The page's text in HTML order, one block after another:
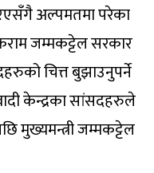
अल्पमतमा परेका
जम्मकट्टेल सरकार
चित्त बुझाउनुपर्ने
केन्द्रका सांसदहरुले
मुख्यमन्त्री जम्मकट्टेल